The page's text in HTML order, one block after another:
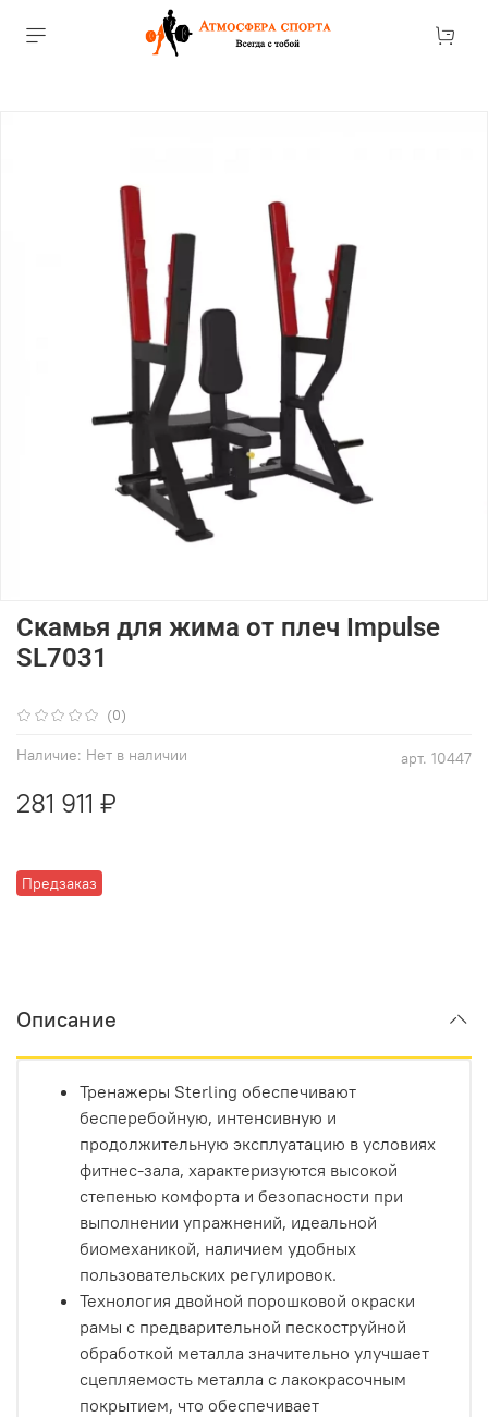
(0)
арт. 10447
Наличие: Нет в наличии
Предзаказ
Скамья для жима от плеч Impulse
SL7031
281 911 ₽
Описание
Тренажеры Sterling обеспечивают
бесперебойную, интенсивную и
продолжительную эксплуатацию в условиях
фитнес-зала, характеризуются высокой
степенью комфорта и безопасности при
выполнении упражнений, идеальной
биомеханикой, наличием удобных
пользовательских регулировок.
Технология двойной порошковой окраски
рамы с предварительной пескоструйной
обработкой металла значительно улучшает
сцепляемость металла с лакокрасочным
покрытием, что обеспечивает